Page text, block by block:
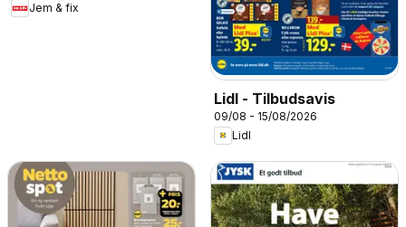
Jem & fix
Lidl - Tilbudsavis
09/08 - 15/08/2026
Lidl